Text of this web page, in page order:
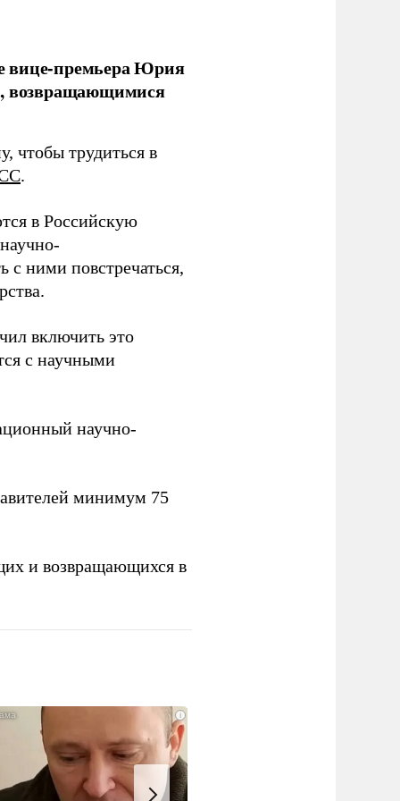
вице-премьера Юрия
возвращающимися
чтобы трудиться в
.
в Российскую
с ними повстречаться,
включить это
с научными
научно-
минимум 75
и возвращающихся в
i